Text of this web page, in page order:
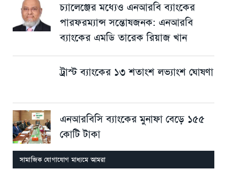
চ্যালেঞ্জের মধ্যেও এনআরবি ব্যাংকের
পারফরম্যান্স সন্তোষজনক: এনআরবি
ব্যাংকের এমডি তারেক রিয়াজ খান
ট্রাস্ট ব্যাংকের ১৩ শতাংশ লভ্যাংশ ঘোষণা
এনআরবিসি ব্যাংকের মুনাফা বেড়ে ১৫৫
কোটি টাকা
সামাজিক যোগাযোগ মাধ্যমে আমরা